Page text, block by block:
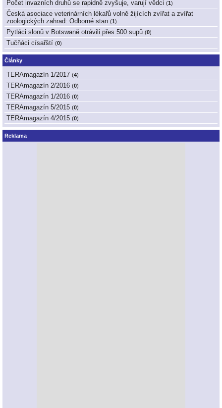
Počet invazních druhů se rapidně zvyšuje, varují vědci (1 )
Česká asociace veterinárních lékařů volně žijících zvířat a zvířat
zoologických zahrad: Odborné stan (1 )
Pytláci slonů v Botswaně otrávili přes 500 supů (0)
Tučňáci císařští (0)
Články
TERAmagazín 1/2017 (4)
TERAmagazín 2/2016 (0)
TERAmagazín 1/2016 (0)
TERAmagazín 5/2015 (0)
TERAmagazín 4/2015 (0)
Reklama